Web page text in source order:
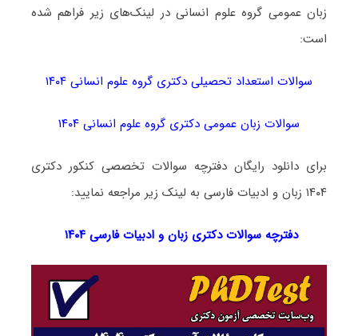
زبان عمومی گروه علوم انسانی در لینک‌های زیر فراهم شده
است:
سوالات استعداد تحصیلی دکتری گروه علوم انسانی ۱۴۰۴
سوالات زبان عمومی دکتری گروه علوم انسانی ۱۴۰۴
برای دانلود رایگان دفترچه سوالات تخصصی کنکور دکتری
۱۴۰۴ زبان و ادبیات فارسی به لینک زیر مراجعه نمایید:
دفترچه سوالات دکتریزبان و ادبیات فارسی ۱۴۰۴